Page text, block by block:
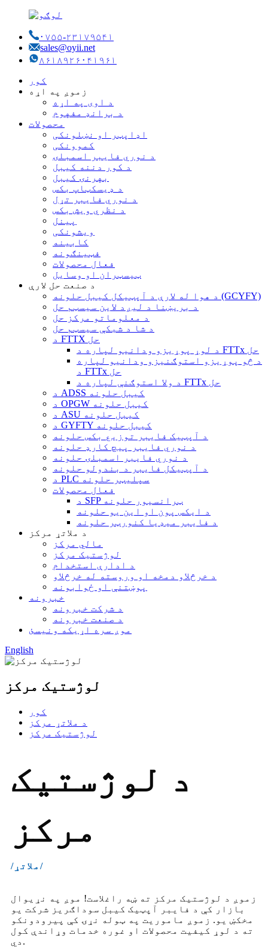
۰۷۵۵-۲۳۱۷۹۵۴۱
sales@oyii.net
۸۶۱۸۹۲۶۰۴۱۹۶۱
کور
زموږ په اړه
د اوی په اړه
د برانډ مفهوم
محصولات
اډاپټر او نښلونکی
کموونکی
د نوري فایبر اسمبلۍ
د کور دننه کیبل
بهرنۍ کیبل
د ډیسکټاپ بکس
د نوري فایبر تړل
د نظري ویش بکس
پینل
ویشونکی
کابینه
فټینګونه
فعال محصولات
ټیسټران او وسایل
د صنعت حل لارې
د هوا له لارې د آپټیکل کیبل حلونه (GCYFY)
د بریښنا د لیږد لاین سیسټم حل
د معلوماتو مرکز حل
د شا د شبکې سیسټم حل
د FTTX حل
د لوړ پوړیزو ودانیو لپاره د FTTx حل
د څو پوړیزو استوګنیزو ودانیو لپاره
د FTTx حل
د ولا استوګنې لپاره د FTTx حل
د ADSS کیبل حلونه
د OPGW کیبل حلونه
د ASU کیبل حلونه
د GYFTY کیبل حلونه
د آپټیک فایبر توزیع بکس حلونه
د نوري فایبر پیچ کارډ حلونه
د نوري فایبر اسمبلۍ حلونه
د آپټیکل فایبر د بندولو حلونه
د PLC سپلیټر حلونه
فعال محصولات
د SFP ټرانسیور حلونه
د ایکس پون او این یو حلونه
د فایبر میډیا کنورټر حلونه
د ملاتړ مرکز
مالي مرکز
لوژستیک مرکز
د ادارې استخدام
د خرڅلاو دمخه او وروسته له خرڅلاو
پوښتنې او ځوابونه
خبرونه
د شرکت خبرونه
د صنعت خبرونه
موږ سره اړیکه ونیسئ
English
لوژستیک مرکز
کور
د ملاتړ مرکز
لوژستیک مرکز
د لوژستیک
مرکز
/ملاتړ/
زموږ د لوژستیک مرکز ته ښه راغلاست! موږ په نړیوال
بازار کې د فایبر آپټیک کیبل سوداګریز شرکت یو
مخکښ یو. زموږ ماموریت په ټوله نړۍ کې پیرودونکو
ته د لوړ کیفیت محصولات او غوره خدمات وړاندې کول
دي.